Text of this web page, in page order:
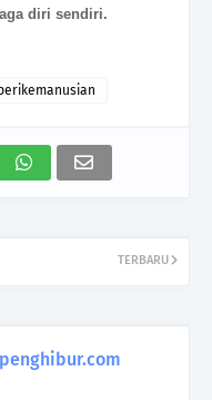
diri sendiri.
TERBARU